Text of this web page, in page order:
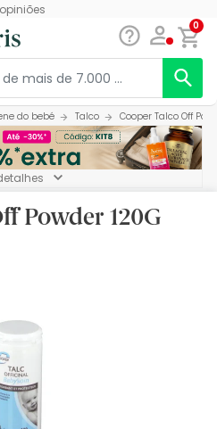
opiniões
0
do bebé Talco Cooper Talco Off
Powder 120G